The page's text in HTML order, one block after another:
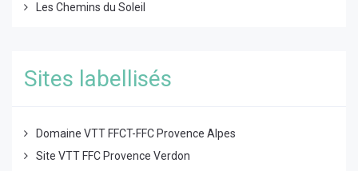
Les Chemins du Soleil
Sites labellisés
Domaine VTT FFCT-FFC Provence Alpes
Site VTT FFC Provence Verdon